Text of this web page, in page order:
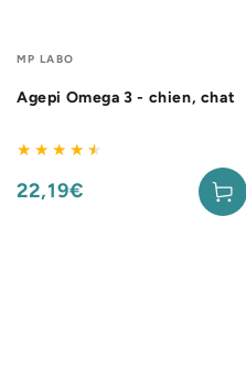
Fournisseur:
MP LABO
Agepi Omega 3 - chien, chat
Prix
22,19€